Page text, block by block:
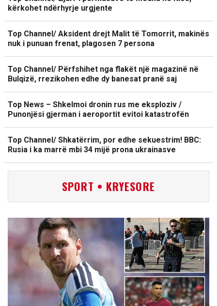
kërkohet ndërhyrje urgjente
Top Channel/ Aksident drejt Malit të Tomorrit, makinës
nuk i punuan frenat, plagosen 7 persona
Top Channel/ Përfshihet nga flakët një magazinë në
Bulqizë, rrezikohen edhe dy banesat pranë saj
Top News – Shkelmoi dronin rus me eksploziv /
Punonjësi gjerman i aeroportit evitoi katastrofën
Top Channel/ Shkatërrim, por edhe sekuestrim! BBC:
Rusia i ka marrë mbi 34 mijë prona ukrainasve
SPORT • KRYESORE